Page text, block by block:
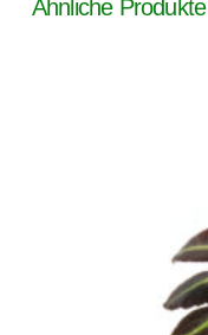
Ähnliche Produkte